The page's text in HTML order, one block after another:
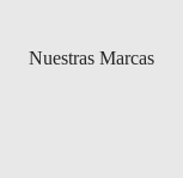
Nuestras Marcas